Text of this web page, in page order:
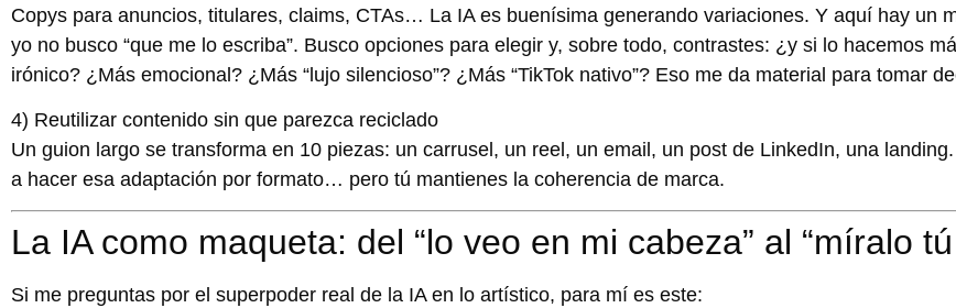
Copys para anuncios, titulares, claims, CTAs… La IA es buenísima generando variaciones. Y aquí hay un
yo no busco “que me lo escriba”. Busco opciones para elegir y, sobre todo, contrastes: ¿y si lo hacemos
irónico? ¿Más emocional? ¿Más “lujo silencioso”? ¿Más “TikTok nativo”? Eso me da material para tomar
4) Reutilizar contenido sin que parezca reciclado
Un guion largo se transforma en 10 piezas: un carrusel, un reel, un email, un post de LinkedIn, una
a hacer esa adaptación por formato… pero tú mantienes la coherencia de marca.
La IA como maqueta: del “lo veo en mi cabeza” al “míralo
Si me preguntas por el superpoder real de la IA en lo artístico, para mí es este: